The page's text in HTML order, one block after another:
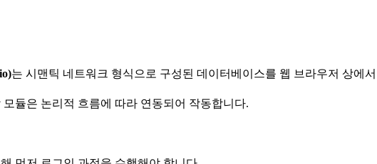
는 시맨틱 네트워크 형식으로 구성된 데이터베이스를 웹 브라우저 상에
듈은 논리적 흐름에 따라 연동되어 작동합니다.